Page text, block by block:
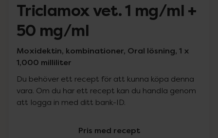
Triclamox vet. 1 mg/ml +
50 mg/ml
Moxidektin, kombinationer, Oral lösning, 1 x
1,000 milliliter
Du behöver ett recept för att kunna köpa denna
vara. Om du har ett recept kan du handla genom
att logga in med ditt bank-ID.
Pris med recept